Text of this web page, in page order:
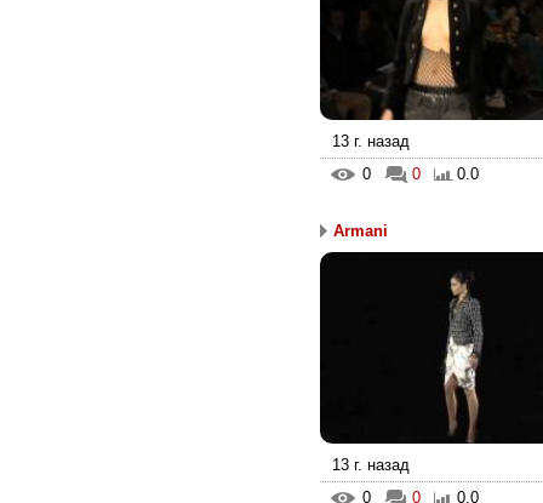
13 г. назад
0
0 0.0
Armani
13 г. назад
0
0 0.0